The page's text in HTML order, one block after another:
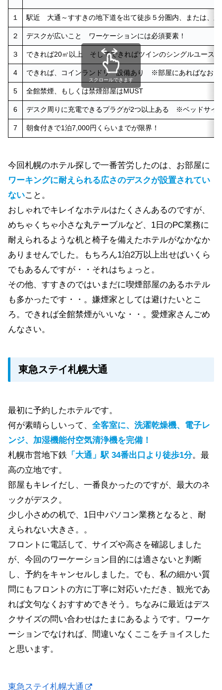
１ 駅近 大通～すすきの地下道を出て徒歩５分圏内、または、
２ デスクが広いこと ワーケーションには必須要素！
３ できれば20㎡以上 そしてできればツインのシングルユース
4 できれば、コインランドリー設備あり ※部屋にあればなおよ
5 全館禁煙、もしくは禁煙部屋はMUST
6 デスク周りに充電できるプラグが2つ以上ある ※ベッドサイ
7 朝食付きで1泊7,000円くらいまでが限界！
スクロールできます
今回札幌のホテル探しで一番苦労したのは、お部屋に
ワーキングに耐えられる広さのデスクが設置されてい
ないこと。
おしゃれでキレイなホテルはたくさんあるのですが、
めちゃくちゃ小さな丸テーブルなど、1日のPC業務に
耐えられるような机と椅子を備えたホテルがなかなか
ありませんでした。もちろん1泊2万以上出せばいくら
でもあるんですが・・それはちょっと。
その他、すすきのではいまだに喫煙部屋のあるホテル
も多かったです・・。嫌煙家としては避けたいとこ
ろ。できれば全館禁煙がいいな・・。愛煙家さんごめ
んなさい。
東急ステイ札幌大通
最初に予約したホテルです。
何が素晴らしいって、 全客室に、洗濯乾燥機、電子レ
ンジ、加湿機能付空気清浄機を完備！
札幌市営地下鉄 「大通」駅 34番出口より徒歩1分。最
高の立地です。
部屋もキレイだし、一番良かったのですが、最大のネ
ックがデスク。
少し小さめの机で、1日中パソコン業務となると、耐
えられない大きさ。。
フロントに電話して、サイズや高さを確認しました
が、今回のワーケーション目的には適さないと判断
し、予約をキャンセルしました。でも、私の細かい質
問にもフロントの方に丁寧に対応いただき、観光であ
れば文句なくおすすめできそう。ちなみに最近はデス
クサイズの問い合わせはたまにあるようです。ワーケ
ーションでなければ、間違いなくここをチョイスした
と思います。
東急ステイ札幌大通